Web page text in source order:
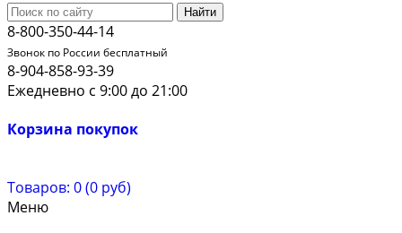
Найти
8-800-350-44-14
Звонок по России бесплатный
8-904-858-93-39
Ежедневно с 9:00 до 21:00
Корзина покупок
Товаров: 0 (0 руб)
Меню